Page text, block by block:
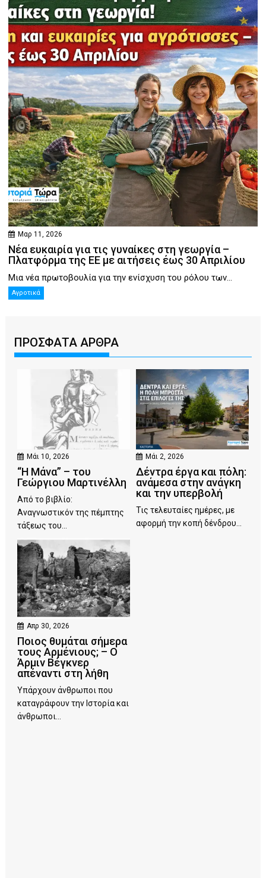
Μαρ 11, 2026
Νέα ευκαιρία για τις γυναίκες στη γεωργία –
Πλατφόρμα της ΕΕ με αιτήσεις έως 30 Απριλίου
Μια νέα πρωτοβουλία για την ενίσχυση του ρόλου των...
Αγροτικά
ΠΡΟΣΦΑΤΑ ΑΡΘΡΑ
Μάι 10, 2026
“Η Μάνα” – του
Γεώργιου Μαρτινέλλη
Από το βιβλίο:
Αναγνωστικόν της πέμπτης
τάξεως του...
Μάι 2, 2026
Δέντρα έργα και πόλη:
ανάμεσα στην ανάγκη
και την υπερβολή
Τις τελευταίες ημέρες, με
αφορμή την κοπή δένδρου...
Απρ 30, 2026
Ποιος θυμάται σήμερα
τους Αρμένιους; – Ο
Άρμιν Βέγκνερ
απέναντι στη λήθη
Υπάρχουν άνθρωποι που
καταγράφουν την Ιστορία και
άνθρωποι...